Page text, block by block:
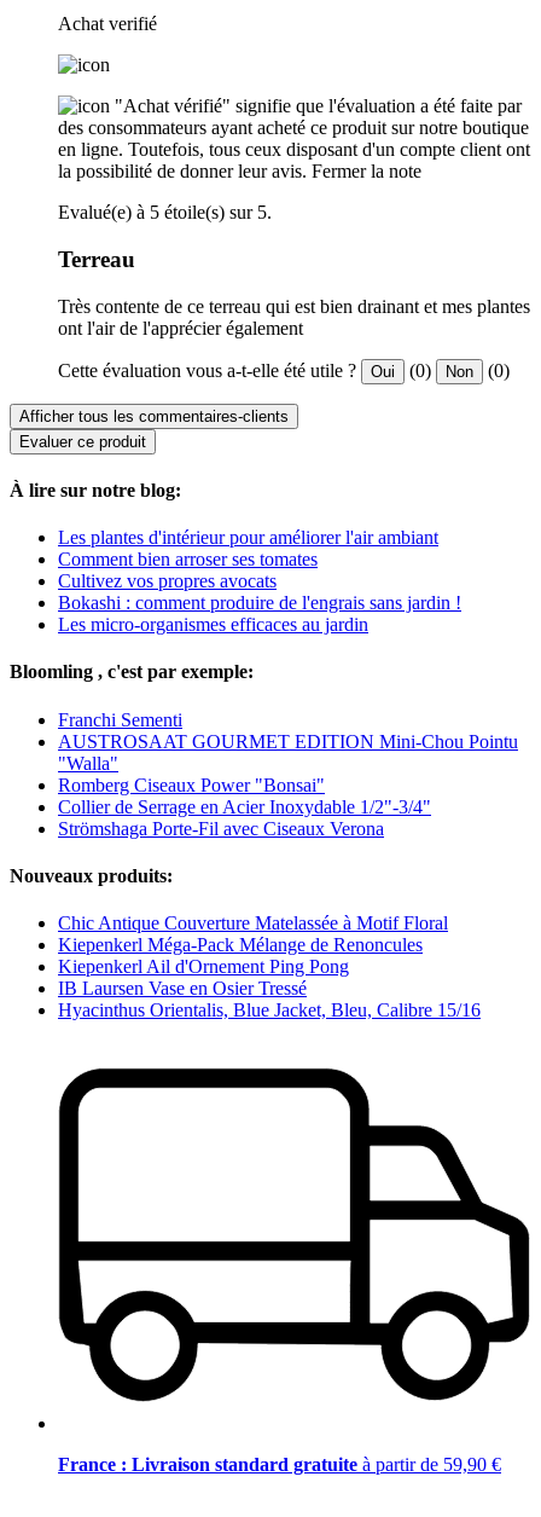
Achat verifié
"Achat vérifié" signifie que l'évaluation a été faite par
des consommateurs ayant acheté ce produit sur notre boutique
en ligne. Toutefois, tous ceux disposant d'un compte client ont
la possibilité de donner leur avis. Fermer la note
Evalué(e) à 5 étoile(s) sur 5.
Terreau
Très contente de ce terreau qui est bien drainant et mes plantes
ont l'air de l'apprécier également
Cette évaluation vous a-t-elle été utile ? Oui (0) Non (0)
Afficher tous les commentaires-clients
Evaluer ce produit
À lire sur notre blog:
Les plantes d'intérieur pour améliorer l'air ambiant
Comment bien arroser ses tomates
Cultivez vos propres avocats
Bokashi : comment produire de l'engrais sans jardin !
Les micro-organismes efficaces au jardin
Bloomling , c'est par exemple:
Franchi Sementi
AUSTROSAAT GOURMET EDITION Mini-Chou Pointu
"Walla"
Romberg Ciseaux Power "Bonsai"
Collier de Serrage en Acier Inoxydable 1/2"-3/4"
Strömshaga Porte-Fil avec Ciseaux Verona
Nouveaux produits:
Chic Antique Couverture Matelassée à Motif Floral
Kiepenkerl Méga-Pack Mélange de Renoncules
Kiepenkerl Ail d'Ornement Ping Pong
IB Laursen Vase en Osier Tressé
Hyacinthus Orientalis, Blue Jacket, Bleu, Calibre 15/16
France : Livraison standard gratuite à partir de 59,90 €